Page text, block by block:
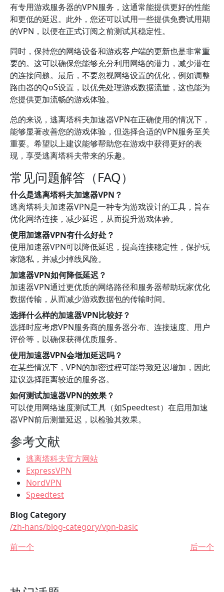
有专用游戏服务器的VPN服务，这通常能提供更好的性能
和更低的延迟。此外，您还可以试用一些提供免费试用期
的VPN，以便在正式订阅之前测试其稳定性。
同时，保持您的网络设备和游戏客户端的更新也是非常重
要的。这可以确保您能够充分利用网络的潜力，减少潜在
的连接问题。最后，不要忽视网络设置的优化，例如调整
路由器的QoS设置，以优先处理游戏数据流量，这也能为
您提供更加流畅的游戏体验。
总的来说，逃离塔科夫加速器VPN在正确使用的情况下，
能够显著改善您的游戏体验，但选择合适的VPN服务至关
重要。希望以上建议能够帮助您在游戏中获得更好的表
现，享受逃离塔科夫带来的乐趣。
常见问题解答（FAQ）
什么是逃离塔科夫加速器VPN？
逃离塔科夫加速器VPN是一种专为游戏设计的工具，旨在
优化网络连接，减少延迟，从而提升游戏体验。
使用加速器VPN有什么好处？
使用加速器VPN可以降低延迟，提高连接稳定性，保护玩
家隐私，并减少掉线风险。
加速器VPN如何降低延迟？
加速器VPN通过更优质的网络路径和服务器帮助玩家优化
数据传输，从而减少游戏数据包的传输时间。
选择什么样的加速器VPN比较好？
选择时应考虑VPN服务商的服务器分布、连接速度、用户
评价等，以确保获得优质服务。
使用加速器VPN会增加延迟吗？
在某些情况下，VPN的加密过程可能导致延迟增加，因此
建议选择距离较近的服务器。
如何测试加速器VPN的效果？
可以使用网络速度测试工具（如Speedtest）在启用加速
器VPN前后测量延迟，以检验其效果。
参考文献
逃离塔科夫官方网站
ExpressVPN
NordVPN
Speedtest
Blog Category
/zh-hans/blog-category/vpn-basic
前一个
后一个